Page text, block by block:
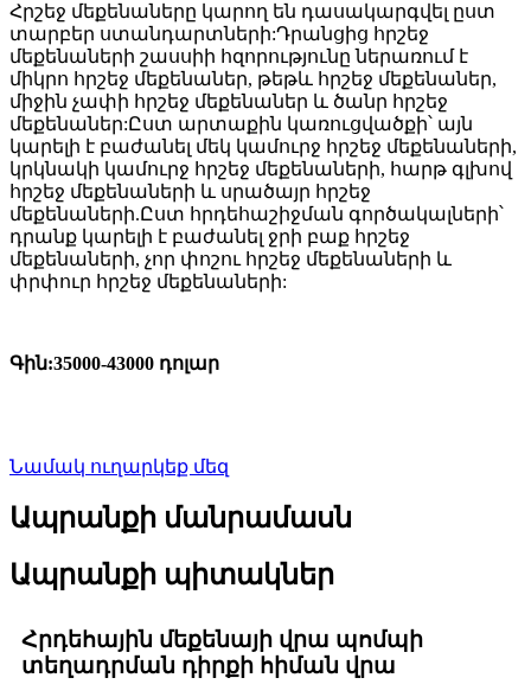
Հրշեջ մեքենաները կարող են դասակարգվել ըստ
տարբեր ստանդարտների:Դրանցից հրշեջ
մեքենաների շասսիի հզորությունը ներառում է
միկրո հրշեջ մեքենաներ, թեթև հրշեջ մեքենաներ,
միջին չափի հրշեջ մեքենաներ և ծանր հրշեջ
մեքենաներ:Ըստ արտաքին կառուցվածքի՝ այն
կարելի է բաժանել մեկ կամուրջ հրշեջ մեքենաների,
կրկնակի կամուրջ հրշեջ մեքենաների, հարթ գլխով
հրշեջ մեքենաների և սրածայր հրշեջ
մեքենաների.Ըստ հրդեհաշիջման գործակալների՝
դրանք կարելի է բաժանել ջրի բաք հրշեջ
մեքենաների, չոր փոշու հրշեջ մեքենաների և
փրփուր հրշեջ մեքենաների:
Գին:35000-43000 դոլար
Նամակ ուղարկեք մեզ
Ապրանքի մանրամասն
Ապրանքի պիտակներ
Հրդեհային մեքենայի վրա պոմպի
տեղադրման դիրքի հիման վրա